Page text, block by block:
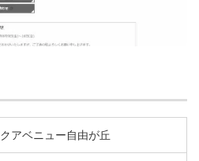
アベニュー自由が丘